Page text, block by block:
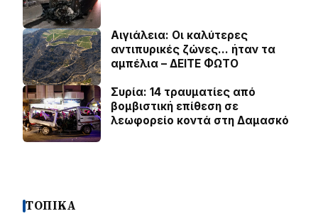
Αιγιάλεια: Οι καλύτερες
αντιπυρικές ζώνες… ήταν τα
αμπέλια – ΔΕΙΤΕ ΦΩΤΟ
Συρία: 14 τραυματίες από
βομβιστική επίθεση σε
λεωφορείο κοντά στη Δαμασκό
ΤΟΠΙΚΑ